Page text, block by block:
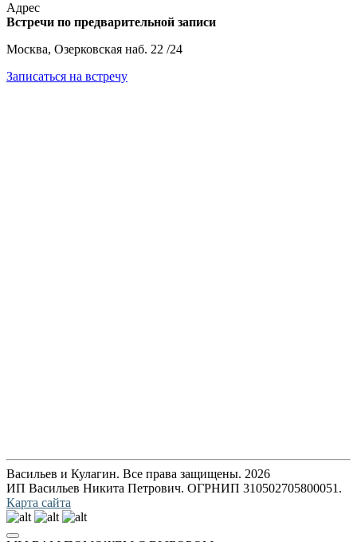
Адрес
Встречи по предварительной записи
Москва, Озерковская наб. 22 /24
Записаться на встречу
Васильев и Кулагин. Все права защищены. 2026
ИП Васильев Никита Петрович. ОГРНИП 310502705800051.
Карта сайта